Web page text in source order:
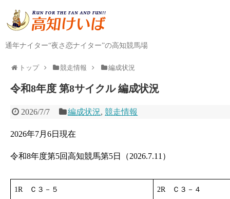
通年ナイター“夜さ恋ナイター”の高知競馬場
トップ 競走情報 編成状況
令和8年度 第8サイクル 編成状況
2026/7/7 編成状況,競走情報
2026年7月6日現在
令和8年度第5回高知競馬第5日（2026.7.11）
1R Ｃ３－５
2R Ｃ３－４